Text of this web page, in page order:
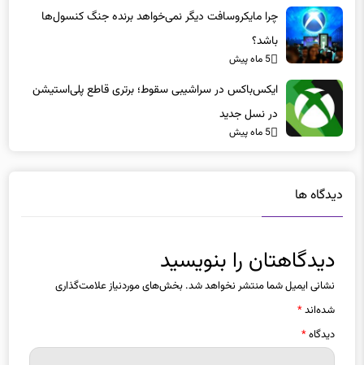
باشد؟
5 ماه پیش
ایکس‌باکس در سراشیبی سقوط؛ برتری قاطع پلی‌استیشن
در نسل جدید
نشانی ایمیل شما منتشر نخواهد شد.بخش‌های موردنیاز علامت‌گذاری
شده‌اند*
دیدگاه*